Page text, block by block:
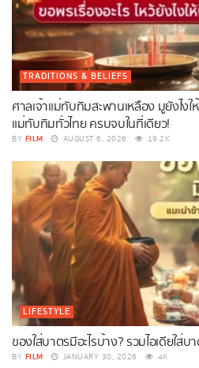
TRADITIONS & BELIEFS
ศาลเจ้าแม่ทับทิมสะพานเหลือง มูยังไง
แม่ทับทิมทั่วไทย ครบจบในที่เดียว!
BY FILM AUGUST 6, 2026 19.2K
LIFESTYLE
ของใส่บาตรมีอะไรบ้าง? รวมไอเดียใส่
BY FILM JANUARY 30, 2026 4K